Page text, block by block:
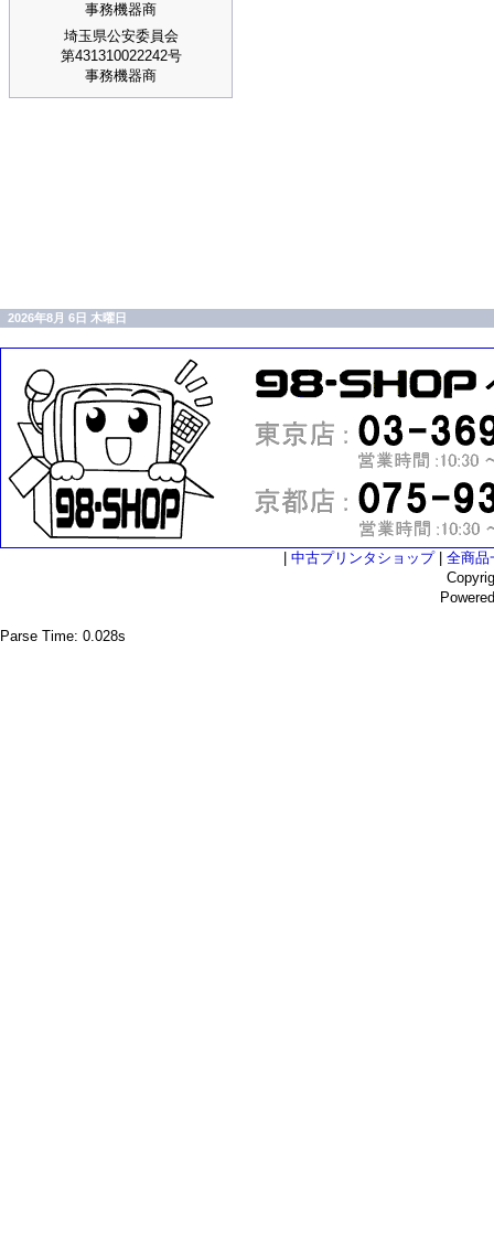
事務機器商
埼玉県公安委員会
第431310022242号
事務機器商
2026年8月 6日 木曜日
中古プリンタショップ| 全商品
Parse Time: 0.028s